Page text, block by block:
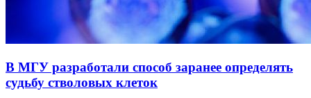
В МГУ разработали способ заранее определять
судьбу стволовых клеток